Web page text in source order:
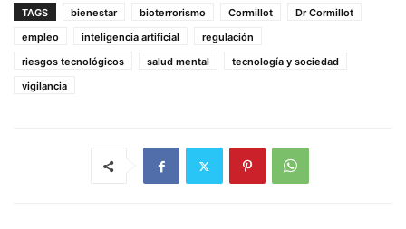
TAGS bienestar bioterrorismo Cormillot
Dr Cormillot
empleo
inteligencia artificial
regulación
riesgos tecnológicos
salud mental
tecnología y sociedad
vigilancia